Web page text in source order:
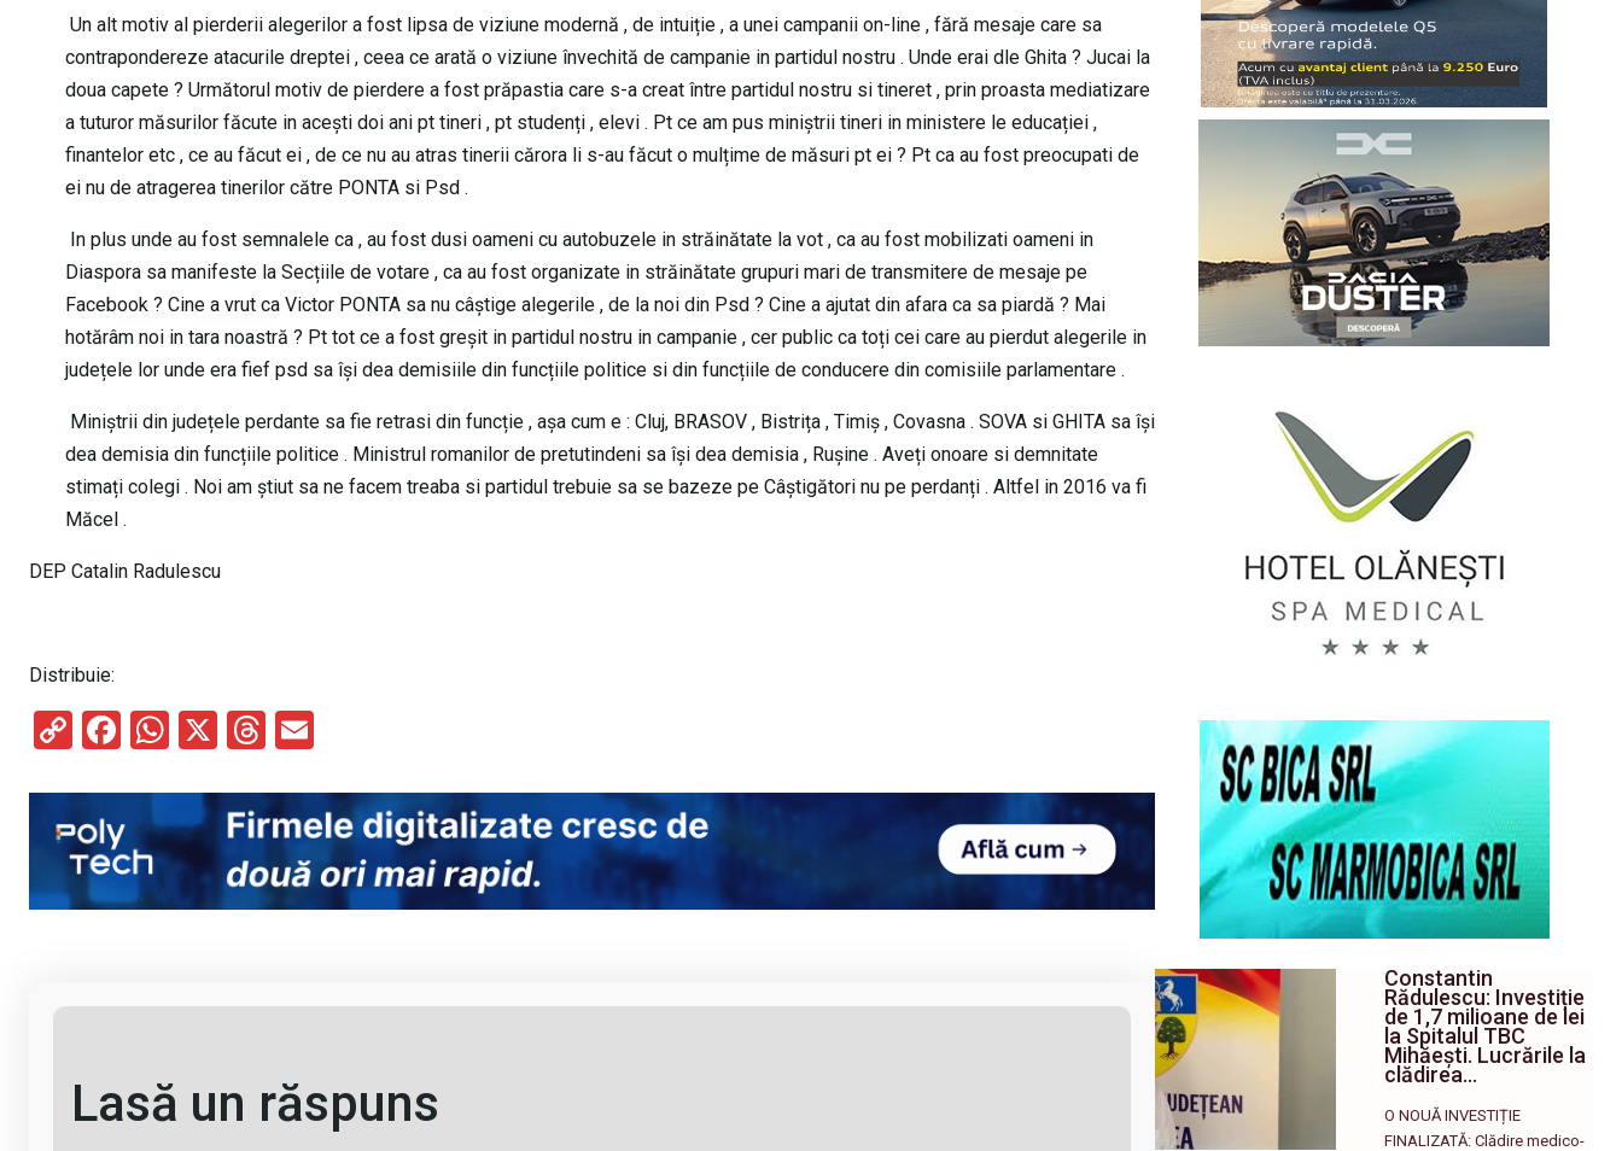
Un alt motiv al pierderii alegerilor a fost lipsa de viziune modernă , de intuiție , a unei campanii on-line , fără mesaje care sa
contrapondereze atacurile dreptei , ceea ce arată o viziune învechită de campanie in partidul nostru . Unde erai dle Ghita ? Jucai la
doua capete ? Următorul motiv de pierdere a fost prăpastia care s-a creat între partidul nostru si tineret , prin proasta mediatizare
a tuturor măsurilor făcute in acești doi ani pt tineri , pt studenți , elevi . Pt ce am pus miniștrii tineri in ministere le educației ,
finantelor etc , ce au făcut ei , de ce nu au atras tinerii cărora li s-au făcut o mulțime de măsuri pt ei ? Pt ca au fost preocupati de
ei nu de atragerea tinerilor către PONTA si Psd .
In plus unde au fost semnalele ca , au fost dusi oameni cu autobuzele in străinătate la vot , ca au fost mobilizati oameni in
Diaspora sa manifeste la Secțiile de votare , ca au fost organizate in străinătate grupuri mari de transmitere de mesaje pe
Facebook ? Cine a vrut ca Victor PONTA sa nu câștige alegerile , de la noi din Psd ? Cine a ajutat din afara ca sa piardă ? Mai
hotărâm noi in tara noastră ? Pt tot ce a fost greșit in partidul nostru in campanie , cer public ca toți cei care au pierdut alegerile in
județele lor unde era fief psd sa își dea demisiile din funcțiile politice si din funcțiile de conducere din comisiile parlamentare .
Miniștrii din județele perdante sa fie retrasi din funcție , așa cum e : Cluj, BRASOV , Bistrița , Timiș , Covasna . SOVA si GHITA sa își
dea demisia din funcțiile politice . Ministrul romanilor de pretutindeni sa își dea demisia , Rușine . Aveți onoare si demnitate
stimați colegi . Noi am știut sa ne facem treaba si partidul trebuie sa se bazeze pe Câștigători nu pe perdanți . Altfel in 2016 va fi
Măcel .
DEP Catalin Radulescu
Distribuie:
C
py
Li
n
k
F
ce
b
o
o
W
at
s
A
p
X
T
e
a
d
s
ail
Lasă un răspuns
Constantin
Rădulescu: Investiție
de 1,7 milioane de lei
la Spitalul TBC
Mihăești. Lucrările la
clădirea…
O NOUĂ INVESTIȚIE
FINALIZATĂ: Clădire medico-